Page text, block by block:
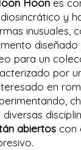
Hoon es
y
inusuales,
para un
por
en
abiertos con